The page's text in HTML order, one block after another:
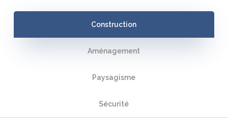
Construction
Aménagement
Paysagisme
Sécurité